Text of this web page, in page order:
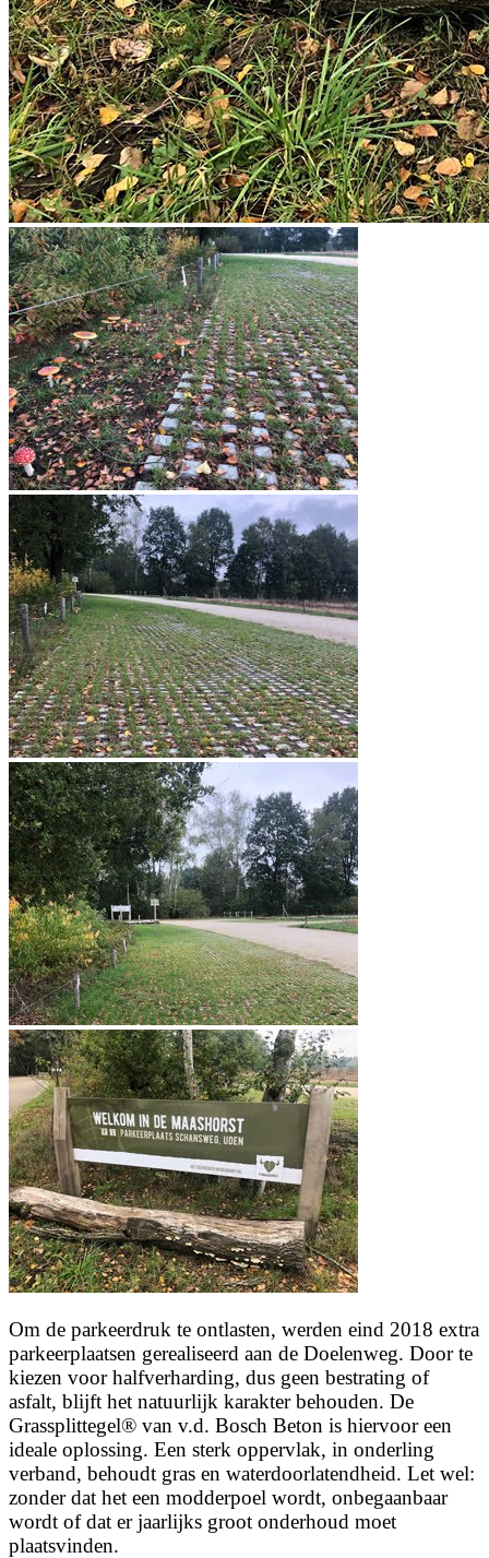
Om de parkeerdruk te ontlasten, werden eind 2018 extra
parkeerplaatsen gerealiseerd aan de Doelenweg. Door te
kiezen voor halfverharding, dus geen bestrating of
asfalt, blijft het natuurlijk karakter behouden. De
Grassplittegel® van v.d. Bosch Beton is hiervoor een
ideale oplossing. Een sterk oppervlak, in onderling
verband, behoudt gras en waterdoorlatendheid. Let wel:
zonder dat het een modderpoel wordt, onbegaanbaar
wordt of dat er jaarlijks groot onderhoud moet
plaatsvinden.